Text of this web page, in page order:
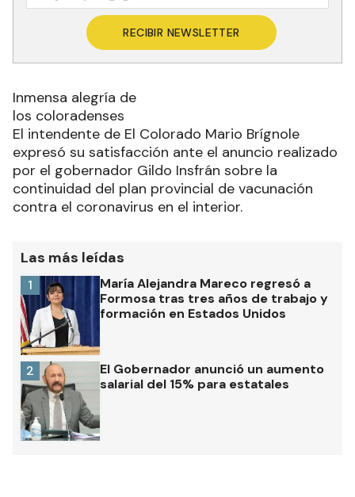
RECIBIR NEWSLETTER
Inmensa alegría de
los coloradenses
El intendente de El Colorado Mario Brígnole
expresó su satisfacción ante el anuncio realizado
por el gobernador Gildo Insfrán sobre la
continuidad del plan provincial de vacunación
contra el coronavirus en el interior.
Las más leídas
María Alejandra Mareco regresó a
Formosa tras tres años de trabajo y
formación en Estados Unidos
1
El Gobernador anunció un aumento
salarial del 15% para estatales
2